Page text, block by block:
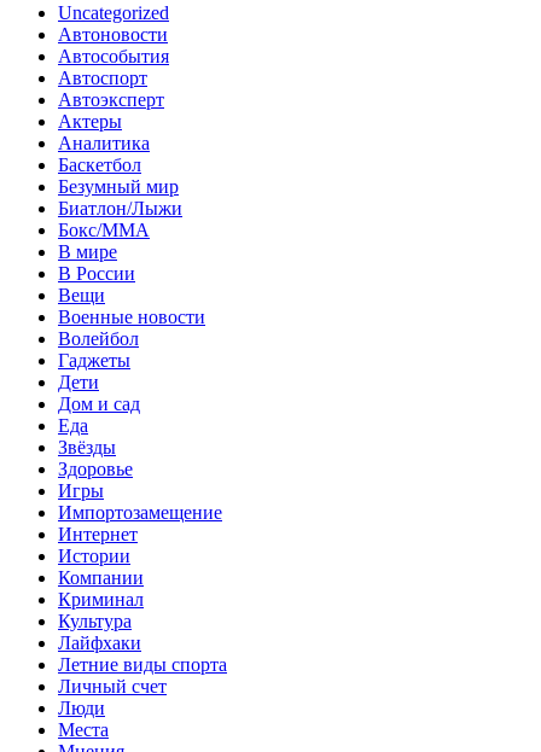
Uncategorized
Автоновости
Автособытия
Автоспорт
Автоэксперт
Актеры
Аналитика
Баскетбол
Безумный мир
Биатлон/Лыжи
Бокс/MMA
В мире
В России
Вещи
Военные новости
Волейбол
Гаджеты
Дети
Дом и сад
Еда
Звёзды
Здоровье
Игры
Импортозамещение
Интернет
Истории
Компании
Криминал
Культура
Лайфхаки
Летние виды спорта
Личный счет
Люди
Места